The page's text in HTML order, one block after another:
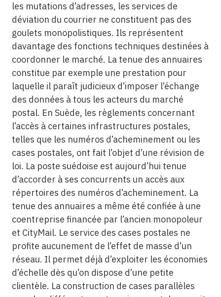
les mutations d’adresses, les services de
déviation du courrier ne constituent pas des
goulets monopolistiques. Ils représentent
davantage des fonctions techniques destinées à
coordonner le marché. La tenue des annuaires
constitue par exemple une prestation pour
laquelle il paraît judicieux d’imposer l’échange
des données à tous les acteurs du marché
postal. En Suède, les règlements concernant
l’accès à certaines infrastructures postales,
telles que les numéros d’acheminement ou les
cases postales, ont fait l’objet d’une révision de
loi. La poste suédoise est aujourd’hui tenue
d’accorder à ses concurrents un accès aux
répertoires des numéros d’acheminement. La
tenue des annuaires a même été confiée à une
coentreprise financée par l’ancien monopoleur
et CityMail. Le service des cases postales ne
profite aucunement de l’effet de masse d’un
réseau. Il permet déjà d’exploiter les économies
d’échelle dès qu’on dispose d’une petite
clientèle. La construction de cases parallèles